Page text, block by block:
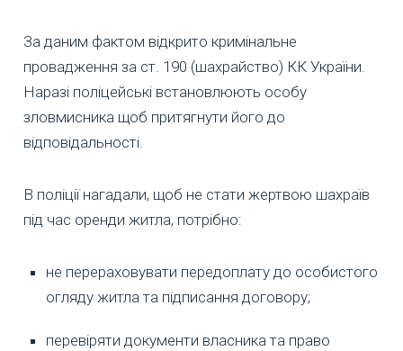
За даним фактом відкрито кримінальне
провадження за ст. 190 (шахрайство) КК України.
Наразі поліцейські встановлюють особу
зловмисника щоб притягнути його до
відповідальності.
В поліції нагадали, щоб не стати жертвою шахраїв
під час оренди житла, потрібно:
не перераховувати передоплату до особистого
огляду житла та підписання договору;
перевіряти документи власника та право